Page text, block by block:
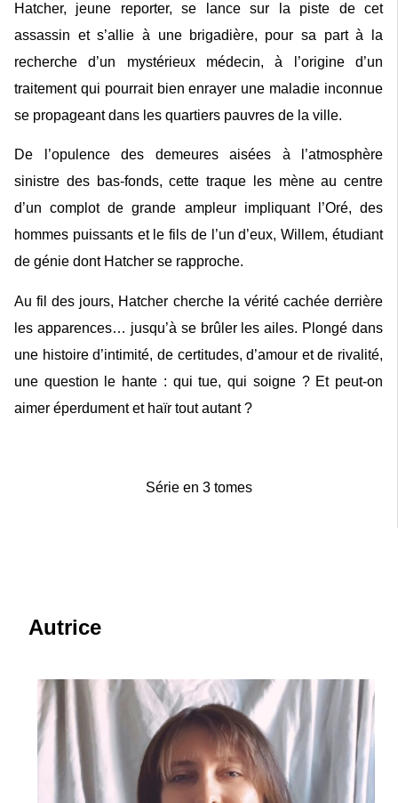
Hatcher, jeune reporter, se lance sur la piste de cet
assassin et s’allie à une brigadière, pour sa part à la
recherche d’un mystérieux médecin, à l’origine d’un
traitement qui pourrait bien enrayer une maladie inconnue
se propageant dans les quartiers pauvres de la ville.
De l’opulence des demeures aisées à l’atmosphère
sinistre des bas-fonds, cette traque les mène au centre
d’un complot de grande ampleur impliquant l’Oré, des
hommes puissants et le fils de l’un d’eux, Willem, étudiant
de génie dont Hatcher se rapproche.
Au fil des jours, Hatcher cherche la vérité cachée derrière
les apparences… jusqu’à se brûler les ailes. Plongé dans
une histoire d’intimité, de certitudes, d’amour et de rivalité,
une question le hante : qui tue, qui soigne ? Et peut-on
aimer éperdument et haïr tout autant ?
Série en 3 tomes
Autrice